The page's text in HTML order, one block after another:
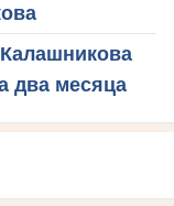
Калашникова
два месяца